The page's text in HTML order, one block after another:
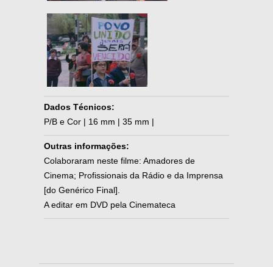
Dados Técnicos:
P/B e Cor | 16 mm | 35 mm |
Outras informações:
Colaboraram neste filme: Amadores de
Cinema; Profissionais da Rádio e da Imprensa
[do Genérico Final].
A editar em DVD pela Cinemateca